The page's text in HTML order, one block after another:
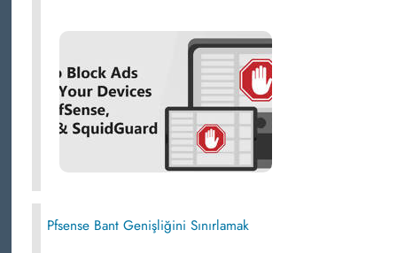
Pfsense Bant Genişliğini Sınırlamak